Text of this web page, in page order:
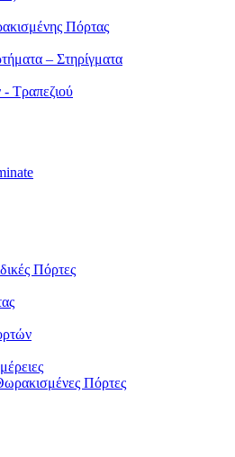
Πόρτας
– Στηρίγματα
Τραπεζιού
Πόρτες
Πόρτες